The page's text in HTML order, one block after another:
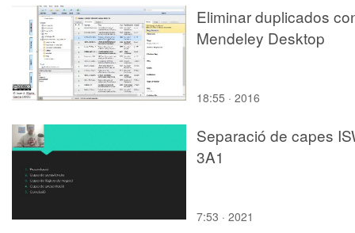
Eliminar duplicados
Mendeley Desktop
18:55 · 2016
Separació de capes
3A1
7:53 · 2021